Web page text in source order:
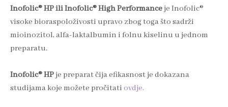
Inofolic® HP ili Inofolic® High Performanceje Inofolic®
visoke bioraspoloživosti upravo zbog toga što sadrži
mioinozitol, alfa-laktalbumin i folnu kiselinu u jednom
preparatu.
Inofolic® HPje preparat čija efikasnost je dokazana
studijama koje možete pročitati ovdje.